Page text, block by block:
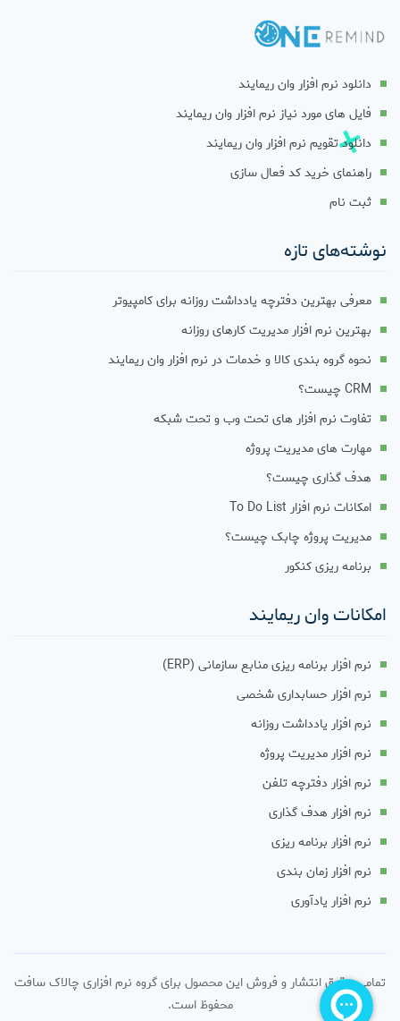
دانلود نرم افزار وان ریمایند
فایل های مورد نیاز نرم افزار وان ریمایند
دانلود تقویم نرم افزار وان ریمایند
راهنمای خرید کد فعال سازی
ثبت نام
نوشته‌های تازه
معرفی بهترین دفترچه یادداشت روزانه برای کامپیوتر
بهترین نرم افزار مدیریت کارهای روزانه
نحوه گروه بندی کالا و خدمات در نرم افزار وان ریمایند
CRM چیست؟
تفاوت نرم افزار های تحت وب و تحت شبکه
مهارت های مدیریت پروژه
هدف گذاری چیست؟
امکانات نرم افزار To Do List
مدیریت پروژه چابک چیست؟
برنامه ریزی کنکور
امکانات وان ریمایند
نرم افزار برنامه ریزی منابع سازمانی (ERP)
نرم افزار حسابداری شخصی
نرم افزار یادداشت روزانه
نرم افزار مدیریت پروژه
نرم افزار دفترچه تلفن
نرم افزار هدف گذاری
نرم افزار برنامه ریزی
نرم افزار زمان بندی
نرم افزار یادآوری
تمامی حقوق انتشار و فروش این محصول برای گروه نرم افزاری چالاک سافت
محفوظ است.